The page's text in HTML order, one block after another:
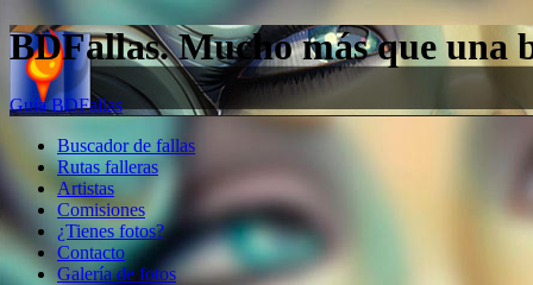
BDFallas. Mucho más que una
Guía BDFallas
Buscador de fallas
Rutas falleras
Artistas
Comisiones
¿Tienes fotos?
Contacto
Galería de fotos